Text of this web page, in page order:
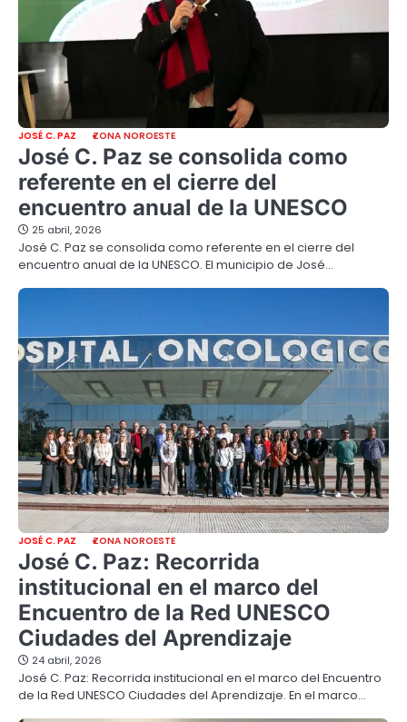
JOSÉ C. PAZ ZONA NOROESTE
José C. Paz se consolida como
referente en el cierre del
encuentro anual de la UNESCO
25 abril, 2026
José C. Paz se consolida como referente en el cierre del
encuentro anual de la UNESCO. El municipio de José…
JOSÉ C. PAZ ZONA NOROESTE
José C. Paz: Recorrida
institucional en el marco del
Encuentro de la Red UNESCO
Ciudades del Aprendizaje
24 abril, 2026
José C. Paz: Recorrida institucional en el marco del Encuentro
de la Red UNESCO Ciudades del Aprendizaje. En el marco…